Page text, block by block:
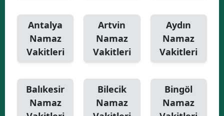
Antalya
Namaz
Vakitleri
Artvin
Namaz
Vakitleri
Aydın
Namaz
Vakitleri
Balıkesir
Namaz
Bilecik
Namaz
Bingöl
Namaz